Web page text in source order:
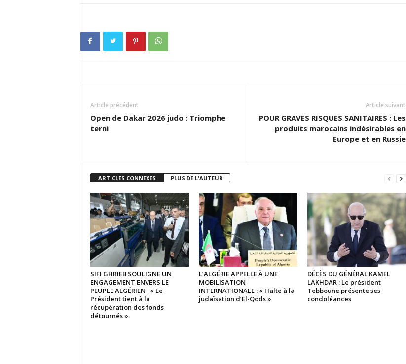
Article précédent
Open de Dakar 2026 judo : Triomphe
terni
Article suivant
POUR GRAVES RISQUES SANITAIRES : Les
produits marocains indésirables en
Europe et en Russie
ARTICLES CONNEXES PLUS DE L'AUTEUR
SIFI GHRIEB SOULIGNE UN
ENGAGEMENT ENVERS LE
PEUPLE ALGÉRIEN : « Le
Président tient à la
récupération des fonds
détournés »
L’ALGÉRIE APPELLE À UNE
MOBILISATION
INTERNATIONALE : « Halte à la
judaïsation d’El-Qods »
DÉCÈS DU GÉNÉRAL KAMEL
LAKHDAR : Le président
Tebboune présente ses
condoléances